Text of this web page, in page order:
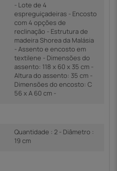
- Lote de 4
espreguiçadeiras - Encosto
com 4 opções de
reclinação - Estrutura de
madeira Shorea da Malásia
- Assento e encosto em
textilene - Dimensões do
assento: 118 x 60 x 35 cm -
Altura do assento: 35 cm -
Dimensões do encosto: C
56 x A 60 cm -
Quantidade : 2 - Diâmetro :
19 cm